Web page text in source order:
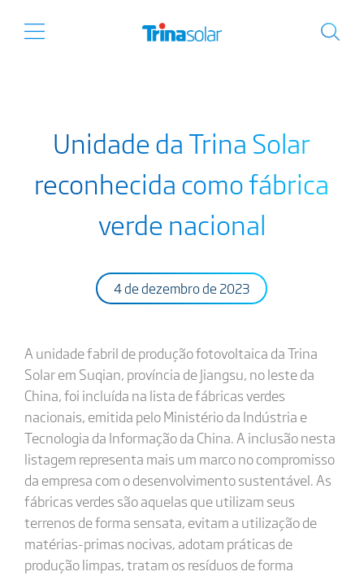
Unidade da Trina Solar
reconhecida como fábrica
verde nacional
4 de dezembro de 2023
A unidade fabril de produção fotovoltaica da Trina
Solar em Suqian, província de Jiangsu, no leste da
China, foi incluída na lista de fábricas verdes
nacionais, emitida pelo Ministério da Indústria e
Tecnologia da Informação da China. A inclusão nesta
listagem representa mais um marco no compromisso
da empresa com o desenvolvimento sustentável. As
fábricas verdes são aquelas que utilizam seus
terrenos de forma sensata, evitam a utilização de
matérias-primas nocivas, adotam práticas de
produção limpas, tratam os resíduos de forma